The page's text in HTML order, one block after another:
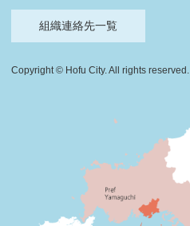
組織連絡先一覧
Copyright © Hofu City. All rights reserved.